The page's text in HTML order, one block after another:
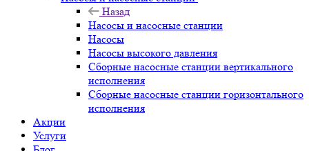
Назад
Насосы и насосные станции
Насосы
Насосы высокого давления
Сборные насосные станции вертикального
исполнения
Сборные насосные станции горизонтального
исполнения
Акции
Услуги